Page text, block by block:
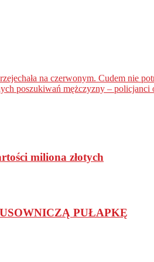
na czerwonym. Cudem nie
poszukiwań mężczyzny – policjanci
miliona złotych
PUŁAPKĘ